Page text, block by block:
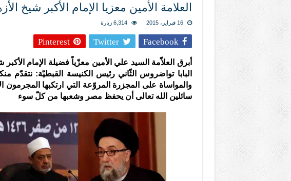
العلامة الأمين معزيا الإمام الأكبر شيخ
16 فبراير، 2015 6,314 زيارة
Facebook
Twitter
Pinterest
أبرق العلاّمة السيد علي الأمين معزّياً فضيلة الإمام
البابا تواضروس الثّاني رئيس الكنيسة القبطيّة:
والمواساة على المجزرة المروّعة التي ارتكبها المجرمون
سائلين الله تعالى أن يحفظ مصر وشعبها من كلّ سوء